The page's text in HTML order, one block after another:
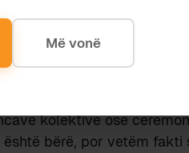
takimet e politikanëve
vende të largëta. Mirëpo
kolektive ose
bërë, por vetëm fakti
Më vonë